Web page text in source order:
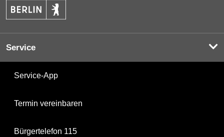
Service
Service-App
Termin vereinbaren
Bürgertelefon 115